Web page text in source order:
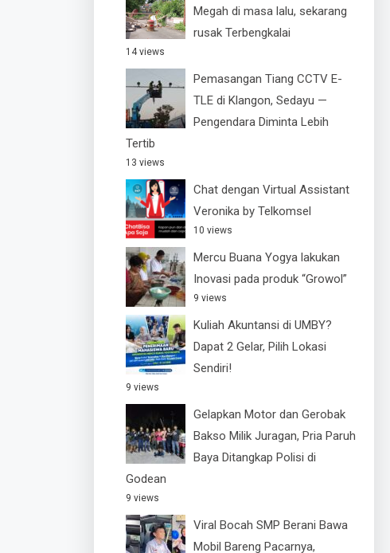
Megah di masa lalu, sekarang
rusak Terbengkalai
14 views
Pemasangan Tiang CCTV E-
TLE di Klangon, Sedayu —
Pengendara Diminta Lebih
Tertib
13 views
Chat dengan Virtual Assistant
Veronika by Telkomsel
10 views
Mercu Buana Yogya lakukan
Inovasi pada produk “Growol”
9 views
Kuliah Akuntansi di UMBY?
Dapat 2 Gelar, Pilih Lokasi
Sendiri!
9 views
Gelapkan Motor dan Gerobak
Bakso Milik Juragan, Pria Paruh
Baya Ditangkap Polisi di
Godean
9 views
Viral Bocah SMP Berani Bawa
Mobil Bareng Pacarnya,